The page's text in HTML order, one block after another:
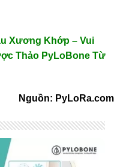
Xương Khớp – Vui
Thảo PyLoBone Từ
Nguồn: PyLoRa.com